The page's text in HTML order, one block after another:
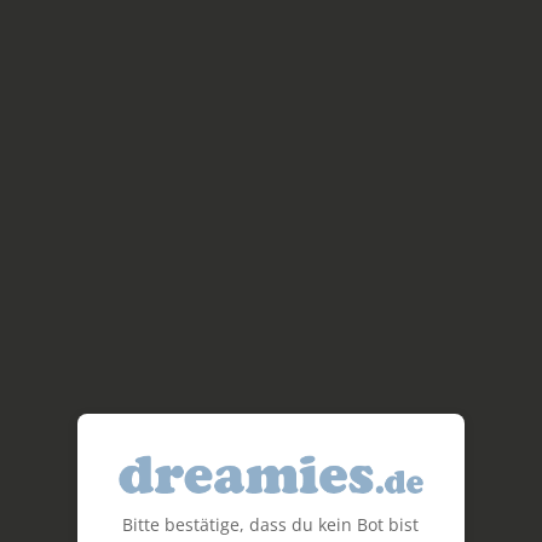
Bitte bestätige, dass du kein Bot bist